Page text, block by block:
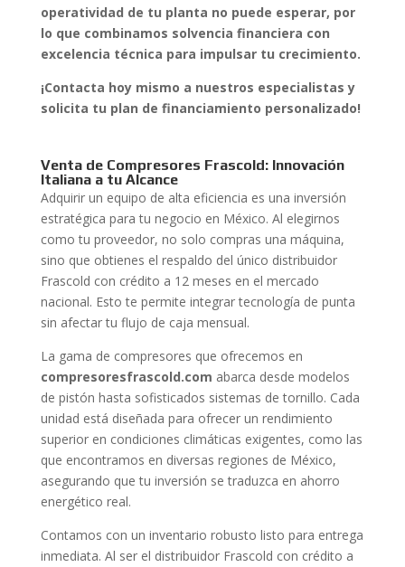
operatividad de tu planta no puede esperar, por
lo que combinamos solvencia financiera con
excelencia técnica para impulsar tu crecimiento.
¡Contacta hoy mismo a nuestros especialistas y
solicita tu plan de financiamiento personalizado!
Venta de Compresores Frascold: Innovación
Italiana a tu Alcance
Adquirir un equipo de alta eficiencia es una inversión
estratégica para tu negocio en México. Al elegirnos
como tu proveedor, no solo compras una máquina,
sino que obtienes el respaldo del único distribuidor
Frascold con crédito a 12 meses en el mercado
nacional. Esto te permite integrar tecnología de punta
sin afectar tu flujo de caja mensual.
La gama de compresores que ofrecemos en
compresoresfrascold.com abarca desde modelos
de pistón hasta sofisticados sistemas de tornillo. Cada
unidad está diseñada para ofrecer un rendimiento
superior en condiciones climáticas exigentes, como las
que encontramos en diversas regiones de México,
asegurando que tu inversión se traduzca en ahorro
energético real.
Contamos con un inventario robusto listo para entrega
inmediata. Al ser el distribuidor Frascold con crédito a